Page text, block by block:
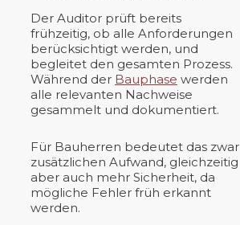
Der Auditor prüft bereits
frühzeitig, ob alle Anforderungen
berücksichtigt werden, und
begleitet den gesamten Prozess.
Während der Bauphase werden
alle relevanten Nachweise
gesammelt und dokumentiert.
Für Bauherren bedeutet das zwar
zusätzlichen Aufwand, gleichzeitig
aber auch mehr Sicherheit, da
mögliche Fehler früh erkannt
werden.